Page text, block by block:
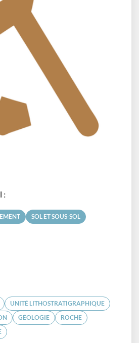
:
SOL ET SOUS-SOL
UNITÉ LITHOSTRATIGRAPHIQUE
GÉOLOGIE ROCHE